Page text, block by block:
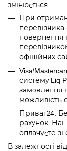
змінюється
При
повернення
офіційних
Visa/
систему Liq
замовлення
можливість
Приват24.
рахунок.
оплачуєте зі
В залежності